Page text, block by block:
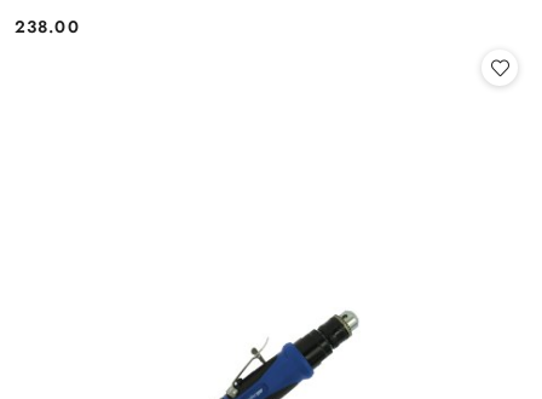
Cena:
238.00